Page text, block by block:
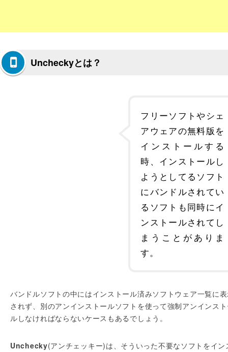
Uncheckyとは？
フリーソフトやシェ
アウェアの無料版を
インストールする
時、インストールし
ようとしてるソフト
にバンドルされてい
るソフトも同時にイ
ンストールされてし
まうことがありま
す。
バンドルソフトの中にはインストール済みソフトウェア一覧に
されず、別のアンインストールソフトを使って強制アンインス
ルしなければならないケースもあるでしょう。
Unchecky(アンチェッキー)は、そういった不要なソフトをイン